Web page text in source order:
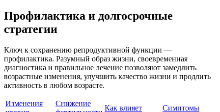
Профилактика и долгосрочные
стратегии
Ключ к сохранению репродуктивной функции —
профилактика. Разумный образ жизни, своевременная
диагностика и правильное лечение позволяют замедлить
возрастные изменения, улучшить качество жизни и продлить
активность в любом возрасте.
Изменения
Снижение
Как влияет
Симптомы